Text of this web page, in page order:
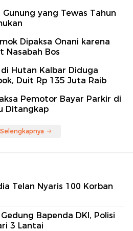
yang Tewas Tahun
Dipaksa Onani karena
Nasabah Bos
Hutan Kalbar Diduga
Duit Rp 135 Juta Raib
Pemotor Bayar Parkir di
Ditangkap
Telan Nyaris 100 Korban
Bapenda DKI, Polisi
3 Lantai